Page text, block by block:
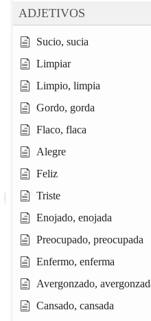
ADJETIVOS
Sucio, sucia
Limpiar
Limpio, limpia
Gordo, gorda
Flaco, flaca
Alegre
Feliz
Triste
Enojado, enojada
Preocupado, preocupada
Enfermo, enferma
Avergonzado,
Cansado, cansada